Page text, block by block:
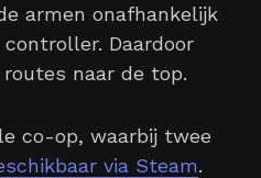
armen onafhankelijk
Daardoor
naar de top.
co-op, waarbij twee
via Steam.